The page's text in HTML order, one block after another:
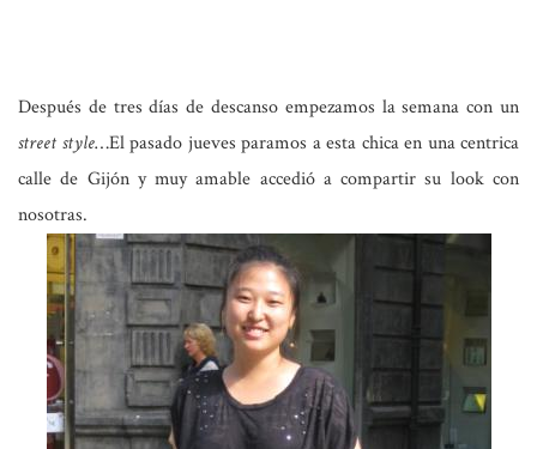
Después de tres días de descanso empezamos la semana con un
street style…El pasado jueves paramos a esta chica en una centrica
calle de Gijón y muy amable accedió a compartir su look con
nosotras.